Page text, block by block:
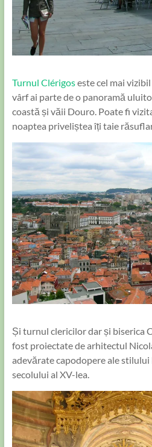
Turnul Clérigoseste cel mai
vârf ai parte de o panoramă
coastă și văii Douro. Poate fi
noaptea priveliștea îți taie
Și turnul clericilor dar și biserica
fost proiectate de arhitectul
adevărate capodopere ale stilului
secolului al XV-lea.